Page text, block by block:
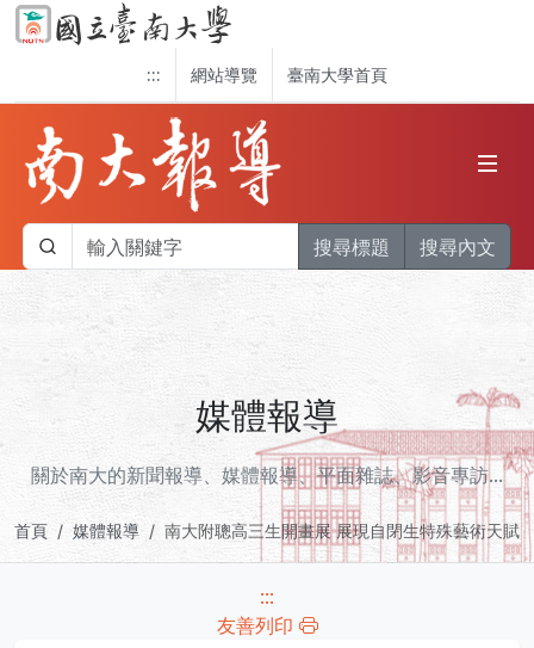
::: 網站導覽 臺南大學首頁
搜尋標題 搜尋內文
媒體報導
關於南大的新聞報導、媒體報導、平面雜誌、影音專訪...
首頁 媒體報導 南大附聰高三生開畫展 展現自閉生特殊藝術天賦
:::
友善列印